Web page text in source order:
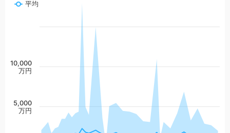
平均
5,000
万円
10,000
万円